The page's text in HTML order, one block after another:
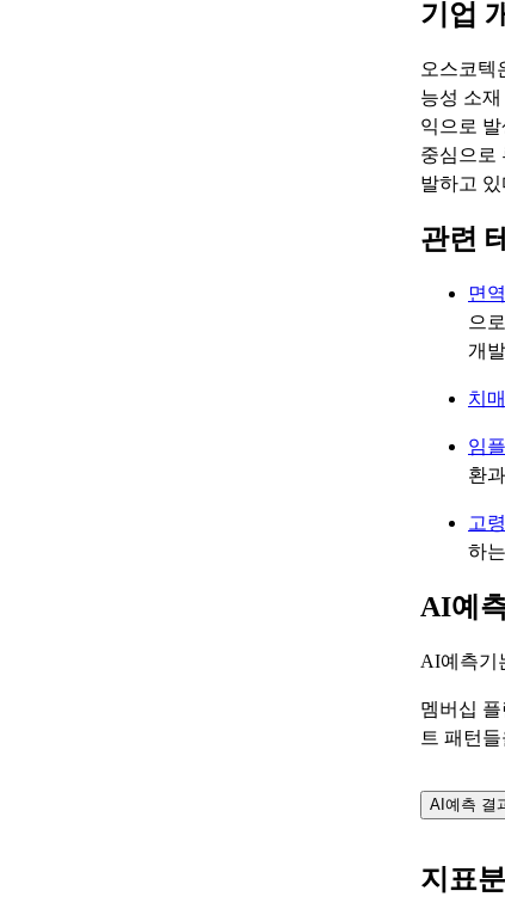
기업
오스코텍
능성 소
익으로
중심으로
발하고 있
관련
면
으
개
치매
임
환
고
하
AI예
AI예측기
멤버십
트 패턴
AI예측 결
지표